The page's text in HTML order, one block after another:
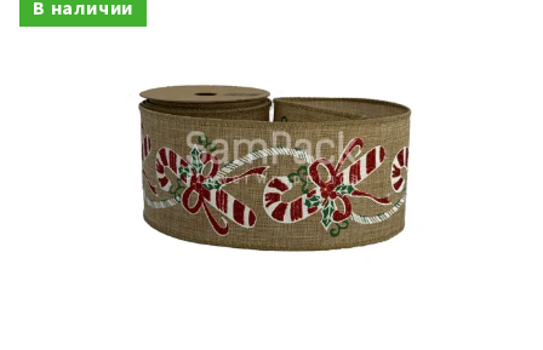
В наличии